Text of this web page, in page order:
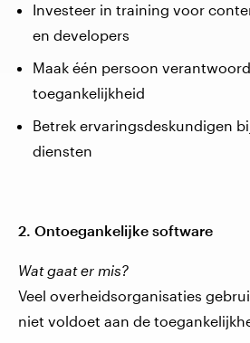
Investeer in training voor
en developers
Maak één persoon
toegankelijkheid
Betrek ervaringsdeskundigen
diensten
2. Ontoegankelijke software
Wat gaat er mis?
Veel overheidsorganisaties
niet voldoet aan de